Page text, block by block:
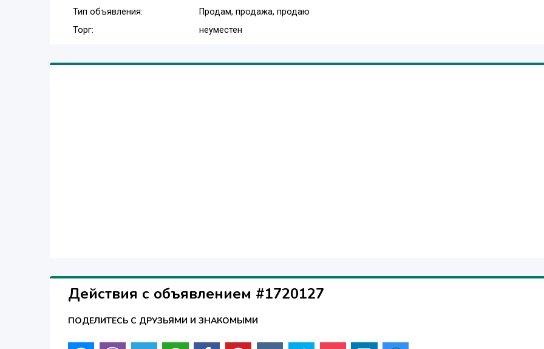
Тип объявления:
Продам, продажа, продаю
Торг:
неуместен
Действия с объявлением #1720127
ПОДЕЛИТЕСЬ С ДРУЗЬЯМИ И ЗНАКОМЫМИ